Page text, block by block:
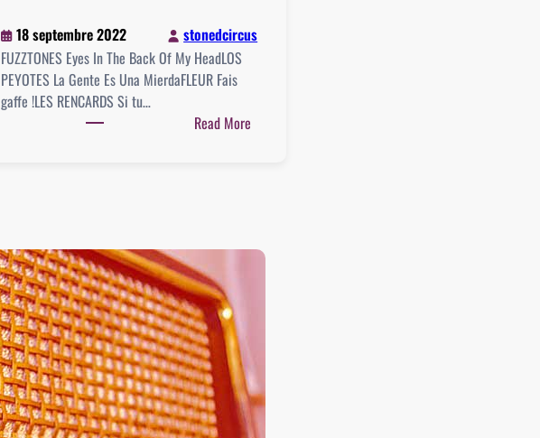
18 septembre 2022
stonedcircus
FUZZTONES Eyes In The Back Of My HeadLOS
PEYOTES La Gente Es Una MierdaFLEUR Fais
gaffe !LES RENCARDS Si tu…
Read More